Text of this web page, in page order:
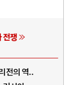
전쟁
전의 역..